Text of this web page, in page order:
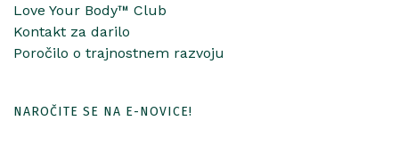
Love Your Body™ Club
Kontakt za darilo
Poročilo o trajnostnem razvoju
NAROČITE SE NA E-NOVICE!